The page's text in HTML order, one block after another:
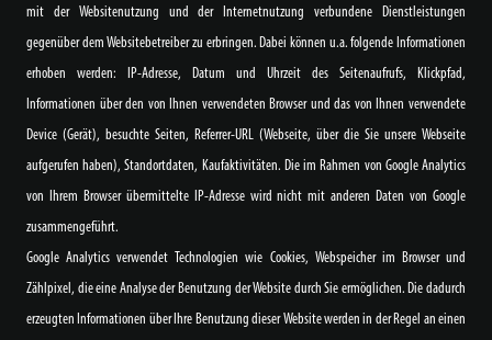
mit der Websitenutzung und der Internetnutzung verbundene Dienstleistungen
gegenüber dem Websitebetreiber zu erbringen. Dabei können u.a. folgende Informationen
erhoben werden: IP-Adresse, Datum und Uhrzeit des Seitenaufrufs, Klickpfad,
Informationen über den von Ihnen verwendeten Browser und das von Ihnen verwendete
Device (Gerät), besuchte Seiten, Referrer-URL (Webseite, über die Sie unsere Webseite
aufgerufen haben), Standortdaten, Kaufaktivitäten. Die im Rahmen von Google Analytics
von Ihrem Browser übermittelte IP-Adresse wird nicht mit anderen Daten von Google
zusammengeführt.
Google Analytics verwendet Technologien wie Cookies, Webspeicher im Browser und
Zählpixel, die eine Analyse der Benutzung der Website durch Sie ermöglichen. Die dadurch
erzeugten Informationen über Ihre Benutzung dieser Website werden in der Regel an einen